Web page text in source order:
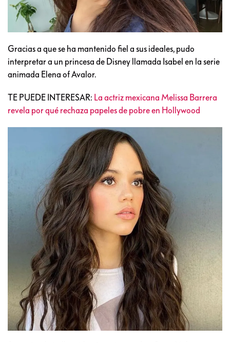
Gracias a que se ha mantenido fiel a sus ideales, pudo
interpretar a un princesa de Disney llamada Isabel en la serie
animada Elena of Avalor.
TE PUEDE INTERESAR: La actriz mexicana Melissa Barrera
revela por qué rechaza papeles de pobre en Hollywood